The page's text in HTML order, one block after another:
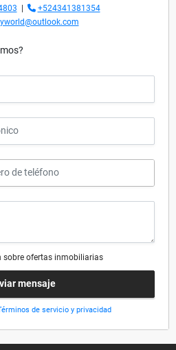
|
+524341381354
sobre ofertas inmobiliarias
mensaje
de servicio y privacidad